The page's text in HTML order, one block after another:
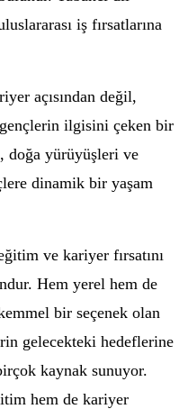
iş fırsatlarına
açısından değil,
ilgisini çeken bir
doğa yürüyüşleri ve
dinamik bir yaşam
ve kariyer fırsatını
Hem yerel hem de
bir seçenek olan
gelecekteki hedeflerine
kaynak sunuyor.
hem de kariyer